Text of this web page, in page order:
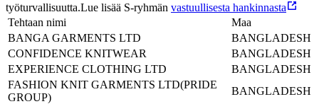
työturvallisuutta.Lue lisää S-ryhmän vastuullisesta hankinnasta
Tehtaan nimi
Maa
BANGA GARMENTS LTD
BANGLADESH
CONFIDENCE KNITWEAR
BANGLADESH
EXPERIENCE CLOTHING LTD
BANGLADESH
FASHION KNIT GARMENTS LTD(PRIDE
GROUP)
BANGLADESH